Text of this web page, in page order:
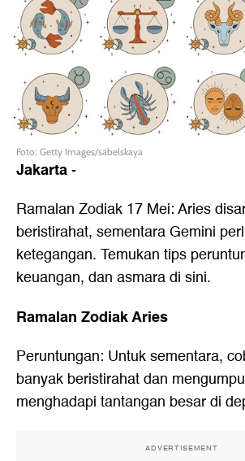
Foto: Getty Images/sabelskaya
Jakarta-
Ramalan Zodiak 17 Mei: Aries
beristirahat, sementara Gemini
ketegangan. Temukan tips
keuangan, dan asmara di sini.
Ramalan Zodiak Aries
Peruntungan: Untuk sementara,
banyak beristirahat dan
menghadapi tantangan besar di
ADVERTISEMENT